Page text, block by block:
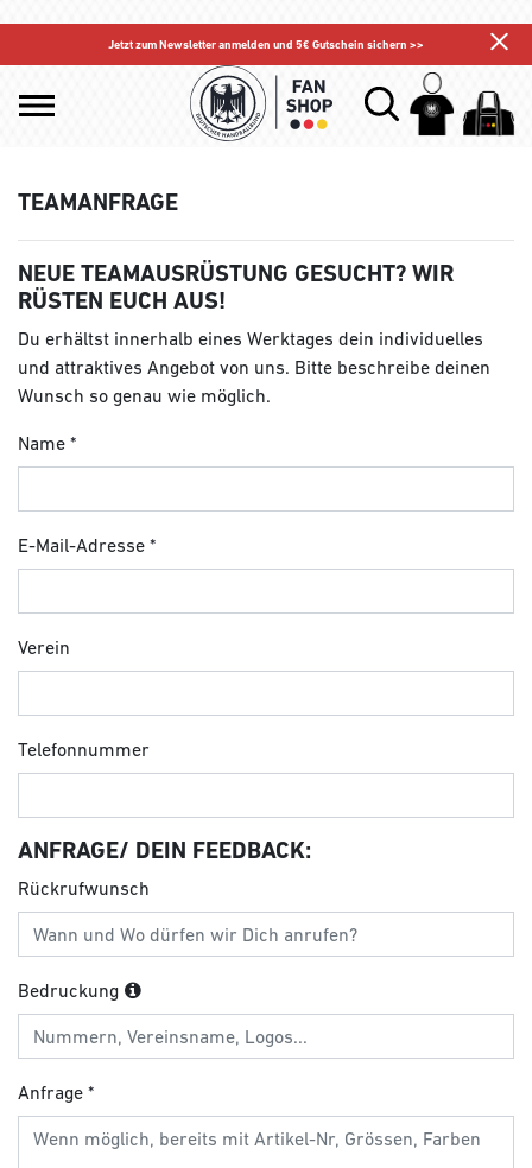
Jetzt zum Newsletter anmelden und 5€ Gutschein sichern >>
TEAMANFRAGE
NEUE TEAMAUSRÜSTUNG GESUCHT? WIR
RÜSTEN EUCH AUS!
Du erhältst innerhalb eines Werktages dein individuelles
und attraktives Angebot von uns. Bitte beschreibe deinen
Wunsch so genau wie möglich.
Name
E-Mail-Adresse
Verein
Telefonnummer
ANFRAGE/ DEIN FEEDBACK:
Rückrufwunsch
Bedruckung
Anfrage